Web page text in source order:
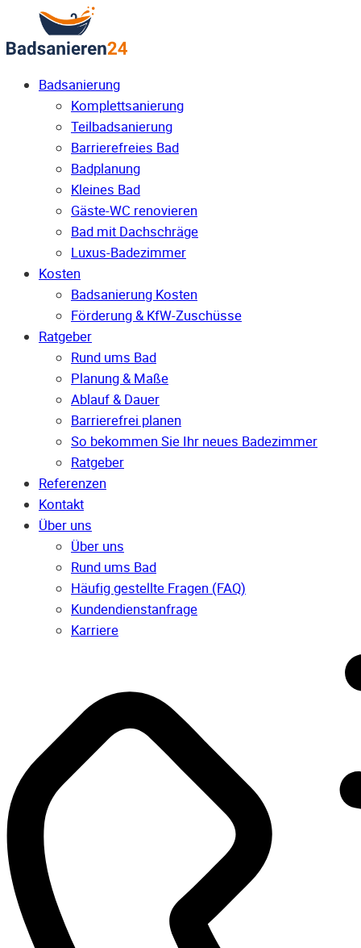
Badsanierung
Komplettsanierung
Teilbadsanierung
Barrierefreies Bad
Badplanung
Kleines Bad
Gäste-WC renovieren
Bad mit Dachschräge
Luxus-Badezimmer
Kosten
Badsanierung Kosten
Förderung & KfW-Zuschüsse
Ratgeber
Rund ums Bad
Planung & Maße
Ablauf & Dauer
Barrierefrei planen
So bekommen Sie Ihr neues Badezimmer
Ratgeber
Referenzen
Kontakt
Über uns
Über uns
Rund ums Bad
Häufig gestellte Fragen (FAQ)
Kunden­dienst­anfrage
Karriere